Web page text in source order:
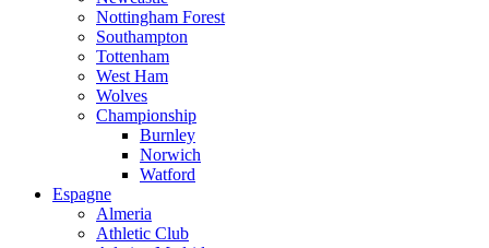
Nottingham Forest
Southampton
Tottenham
West Ham
Wolves
Championship
Burnley
Norwich
Watford
Espagne
Almeria
Athletic Club